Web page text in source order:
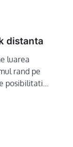
distanta
luarea
rand pe
posibilitati…